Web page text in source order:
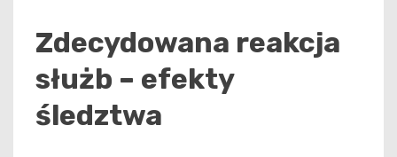
Zdecydowana reakcja
służb – efekty
śledztwa